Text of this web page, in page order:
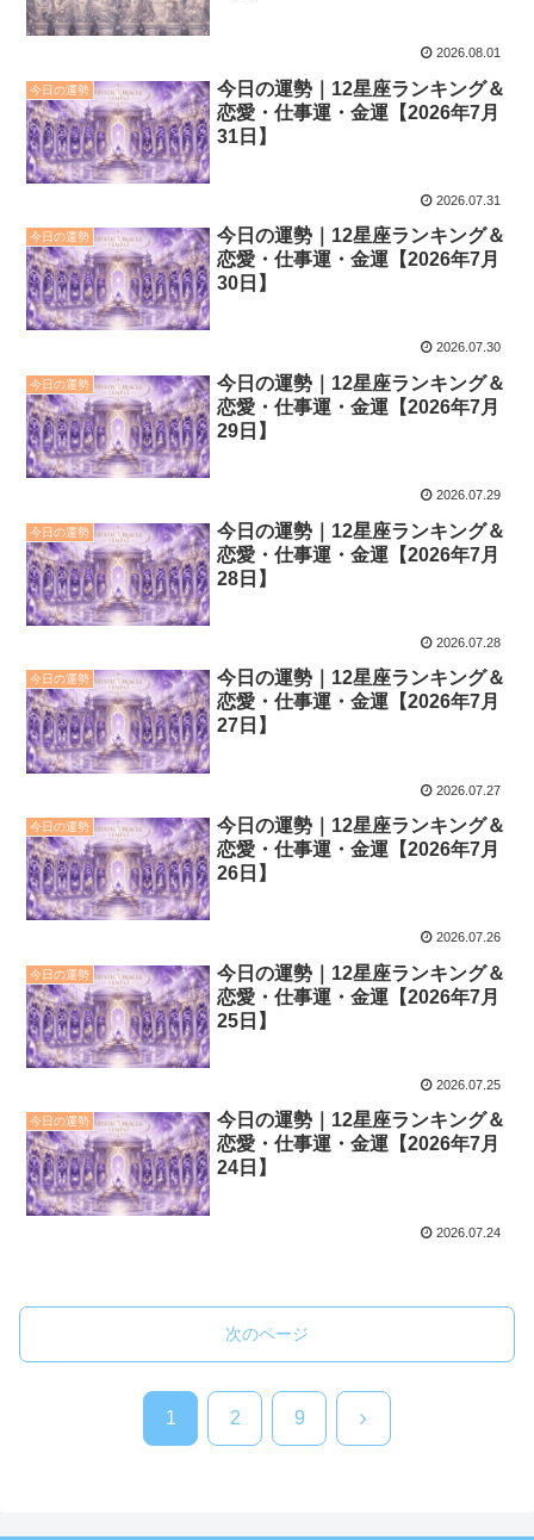
2026.08.01
今日の運勢
今日の運勢｜12星座ランキング＆
恋愛・仕事運・金運【2026年7月
31日】
2026.07.31
今日の運勢
今日の運勢｜12星座ランキング＆
恋愛・仕事運・金運【2026年7月
30日】
2026.07.30
今日の運勢
今日の運勢｜12星座ランキング＆
恋愛・仕事運・金運【2026年7月
29日】
2026.07.29
今日の運勢
今日の運勢｜12星座ランキング＆
恋愛・仕事運・金運【2026年7月
28日】
2026.07.28
今日の運勢
今日の運勢｜12星座ランキング＆
恋愛・仕事運・金運【2026年7月
27日】
2026.07.27
今日の運勢
今日の運勢｜12星座ランキング＆
恋愛・仕事運・金運【2026年7月
26日】
2026.07.26
今日の運勢
今日の運勢｜12星座ランキング＆
恋愛・仕事運・金運【2026年7月
25日】
2026.07.25
今日の運勢
今日の運勢｜12星座ランキング＆
恋愛・仕事運・金運【2026年7月
24日】
2026.07.24
次のページ
1 2 9 次